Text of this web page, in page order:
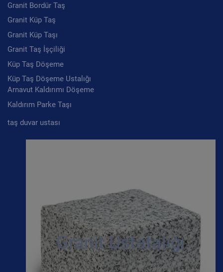
Granit Bordür Taş
Granit Küp Taş
Granit Küp Taşı
Granit Taş İşçiliği
Küp Taş Döşeme
Küp Taş Döşeme Ustalığı
Arnavut Kaldırımı Döşeme
Kaldırım Parke Taşı
taş duvar ustası
Granit Ustatalığı